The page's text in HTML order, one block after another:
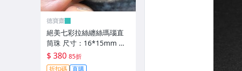
德寶齋
絕美七彩拉絲纏絲瑪瑙直
筒珠 尺寸：16*15mm 七
彩拉絲，螺旋上升，高瓷
料子， 天珠 瑪瑙 古玩 二
$ 380 85折
折扣碼 直購